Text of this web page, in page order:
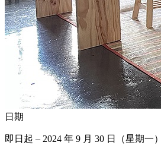
日期
即日起 – 2024 年 9 月 30 日（星期一